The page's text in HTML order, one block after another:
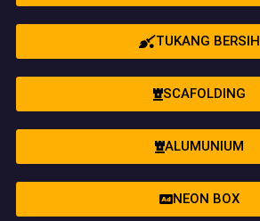
TUKANG BERSIH
SCAFOLDING
ALUMUNIUM
NEON BOX